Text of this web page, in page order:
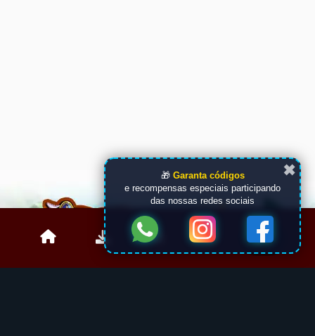
✖
🎁 Garanta códigos
e recompensas especiais participando
das nossas redes sociais